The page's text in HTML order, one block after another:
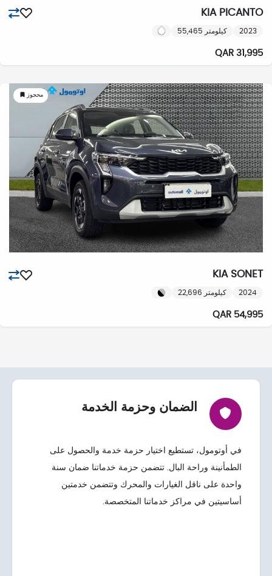
KIA PICANTO
2023 55,465 كيلومتر
31,995 QAR
محجوز
KIA SONET
2024 22,696 كيلومتر
54,995 QAR
الضمان وحزمة الخدمة
في أوتومول، تستطيع اختيار حزمة خدمة والحصول على
الطمأنينة وراحة البال. تتضمن حزمة خدماتنا ضمان سنة
واحدة على ناقل الغيارات والمحرك وتتضمن خدمتين
أساسيتين في مراكز خدماتنا المتخصصة.